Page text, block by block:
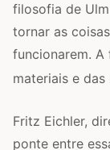
filosofia de
tornar as
funcionarem.
materiais e
Fritz Eichler,
ponte entre